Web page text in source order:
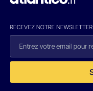
RECEVEZ NOTRE NEWSLETTER